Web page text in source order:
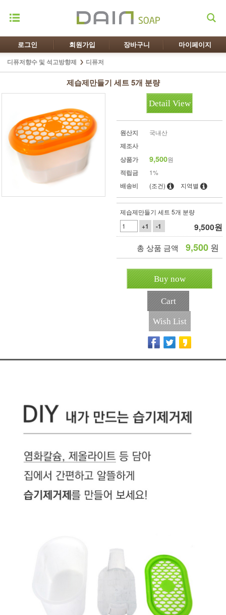
로그인 회원가입 장바구니 마이페이지
디퓨저향수 및 석고방향제 디퓨저
제습제만들기 세트 5개 분량
Detail View
원산지 국내산
제조사
상품가
9,500원
적립금 1%
배송비 (조건) 지역별
제습제만들기 세트 5개 분량
+1 -1 9,500원
총 상품 금액 9,500 원
Buy now
Cart
Wish List